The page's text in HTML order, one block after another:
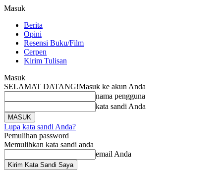
Masuk
Berita
Opini
Resensi Buku/Film
Cerpen
Kirim Tulisan
Masuk
SELAMAT DATANG!Masuk ke akun Anda
nama pengguna
kata sandi Anda
Lupa kata sandi Anda?
Pemulihan password
Memulihkan kata sandi anda
email Anda